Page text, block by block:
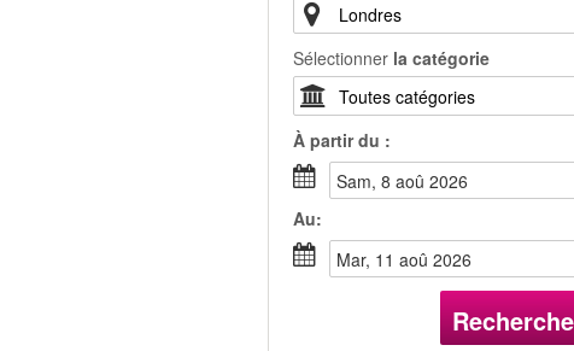
Sélectionner la catégorie
À partir du :
sam, 8 aoû 2026
Au:
mar, 11 aoû 2026